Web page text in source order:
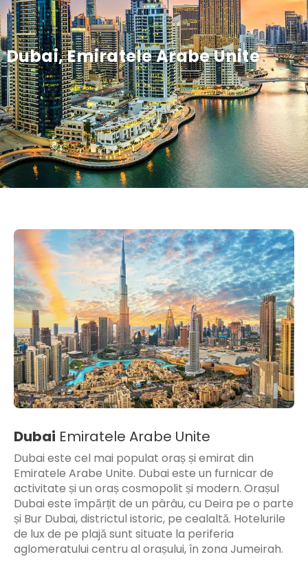
Dubai, Emiratele Arabe Unite
Dubai Emiratele Arabe Unite
Dubai este cel mai populat oraș și emirat din
Emiratele Arabe Unite. Dubai este un furnicar de
activitate și un oraș cosmopolit și modern. Orașul
Dubai este împărțit de un pârâu, cu Deira pe o parte
și Bur Dubai, districtul istoric, pe cealaltă. Hotelurile
de lux de pe plajă sunt situate la periferia
aglomeratului centru al orașului, în zona Jumeirah.